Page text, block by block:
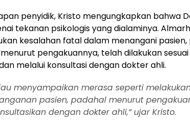
penyidik, Kristo mengungkapkan bahwa
tekanan psikologis yang dialaminya.
kesalahan fatal dalam menangani
pengakuannya, telah dilakukan
melalui konsultasi dengan dokter ahli.
menyampaikan merasa seperti
pasien, padahal menurut
dengan dokter ahli,”ujar Kristo.